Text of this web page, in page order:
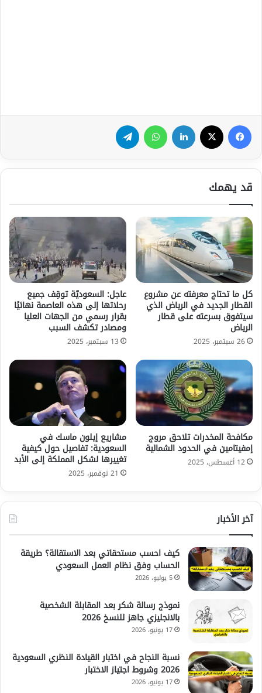
فيسبوك لينكدإن واتساب
قد يهمك
كل ما تحتاج معرفته عن مشروع
القطار الجديد في الرياض الذي
سيتفوق بسرعته على قطار
الرياض
26 سبتمبر، 2025
عاجل: السعوديّة توقِف جميع
رحلاتها إلى هذه العاصمة نهائيًا
بقرار رسمي من الجهات العليا
ومصادر تكشف السبب
13 سبتمبر، 2025
مكافحة المخدرات تلاحق مروج
إمفيتامين في الحدود الشمالية
12 أغسطس، 2025
مشاريع إيلون ماسك في
السعودية: تفاصيل حول كيفية
تغييرها لشكل المملكة إلى الأبد
21 نوفمبر، 2025
آخر الأخبار
كيف احسب مستحقاتي بعد الاستقالة؟ طريقة
الحساب وفق نظام العمل السعودي
5 يوليو، 2026
نموذج رسالة شكر بعد المقابلة الشخصية
بالانجليزي جاهز للنسخ 2026
17 يونيو، 2026
نسبة النجاح في اختبار القيادة النظري السعودية
2026 وشروط اجتياز الاختبار
17 يونيو، 2026